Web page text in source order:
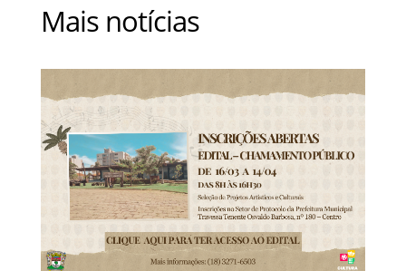
Mais notícias